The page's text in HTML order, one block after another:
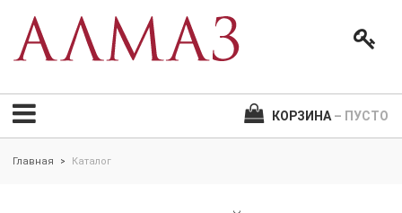
КОРЗИНА – ПУСТО
Главная > Каталог